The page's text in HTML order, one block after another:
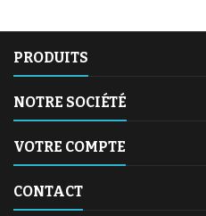
PRODUITS
NOTRE SOCIÉTÉ
VOTRE COMPTE
CONTACT